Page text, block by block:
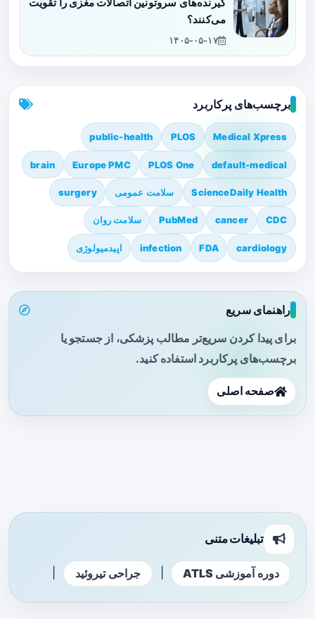
گیرنده‌های سروتونین اتصالات مغزی را تقویت
می‌کنند؟
۱۴۰۵-۰۵-۱۷
برچسب‌های پرکاربرد
Medical Xpress
PLOS
public-health
default-medical
PLOS One
Europe PMC
brain
ScienceDaily Health سلامت عمومی surgery
CDC
cancer
PubMed سلامت روان
cardiology
FDA
infection اپیدمیولوژی
راهنمای سریع
برای پیدا کردن سریع‌تر مطالب پزشکی، از جستجو یا
برچسب‌های پرکاربرد استفاده کنید.
صفحه اصلی
تبلیغات متنی
دوره آموزشی ATLS جراحی تیروئید